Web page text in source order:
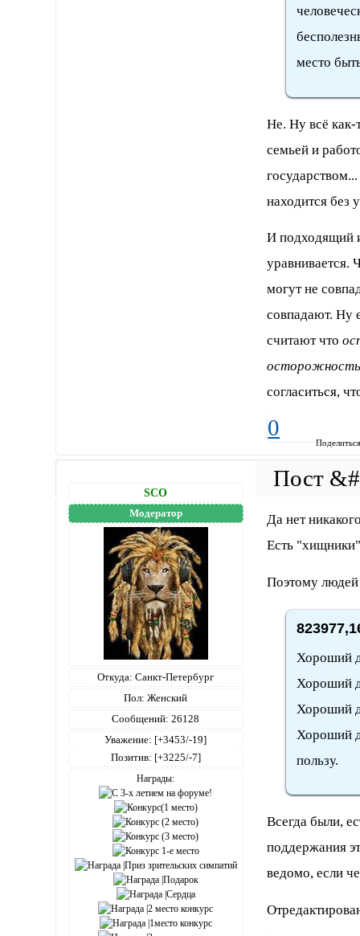
место
Не. Ну всё как-
семьей и
находится без
И подходящий
уравнивается.
могут не
совпадают. Ну
считают что
согласиться,
0
SCO
Модератор
Откуда: Санкт-Петербург
Пол: Женский
Сообщений: 26128
Уважение: [+3453/-19]
Позитив: [+3225/-7]
Награды:
Да нет
Есть
Поэтому
Хороший
Хороший
Хороший
Хороший
пользу.
Всегда были,
поддержания
ведомо, если